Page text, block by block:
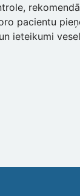
pacientu
ieteikumi